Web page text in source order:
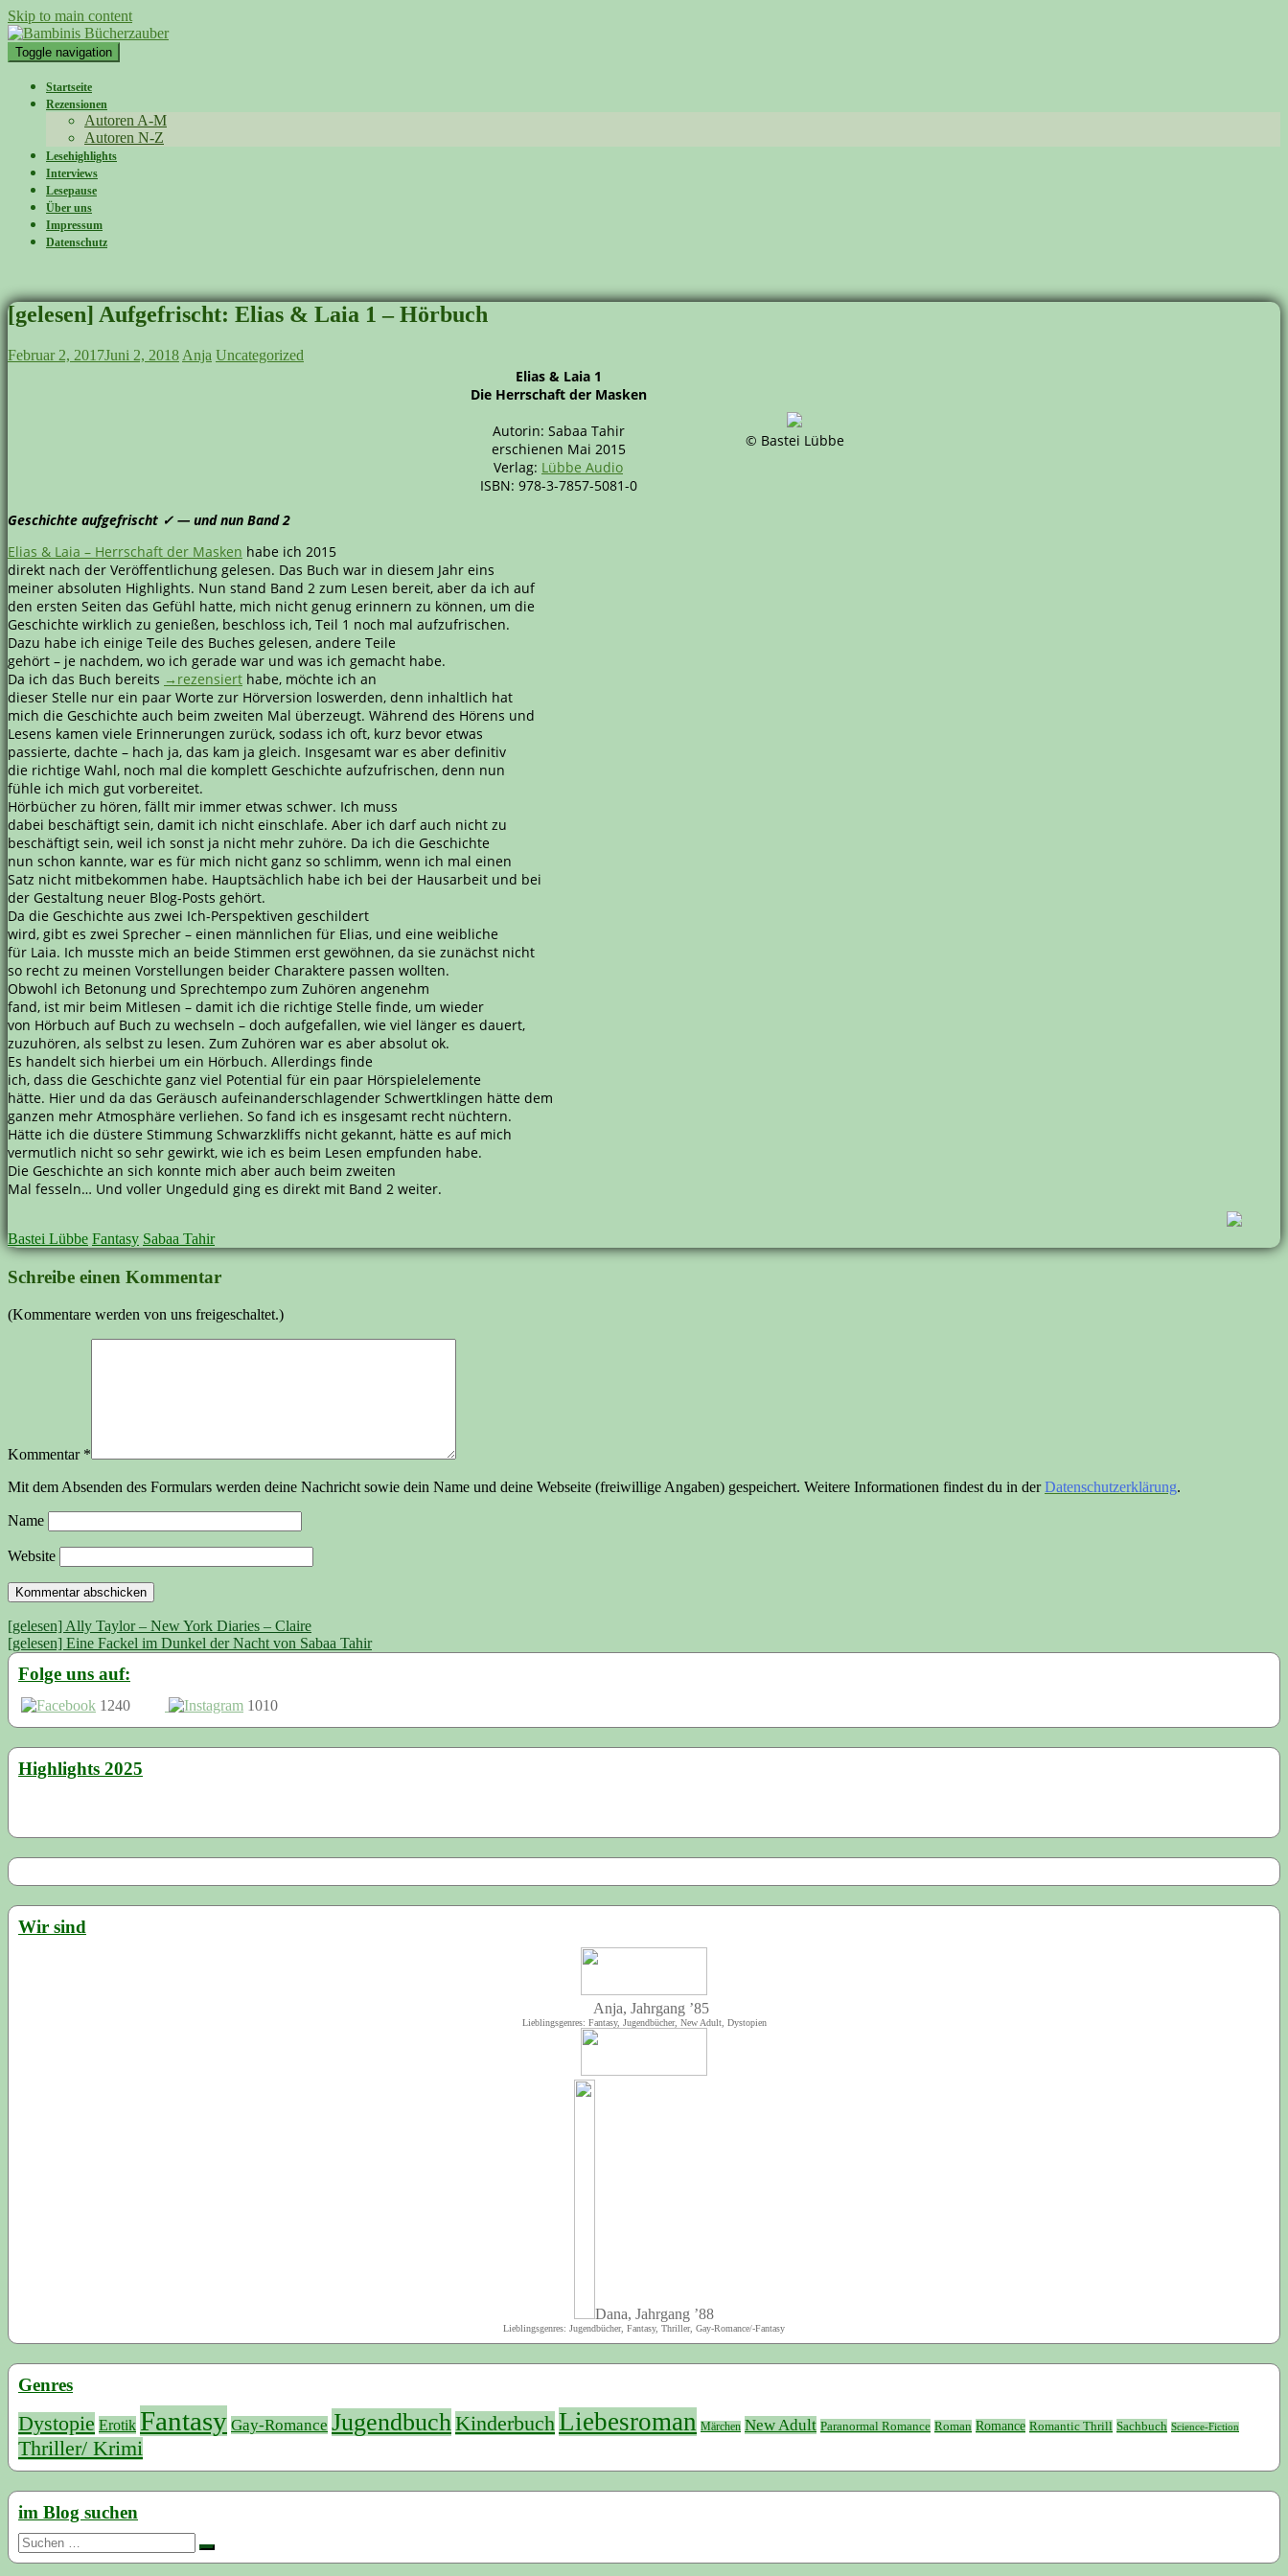
Skip to main content
Toggle navigation
Startseite
Rezensionen
Autoren A-M
Autoren N-Z
Lesehighlights
Interviews
Lesepause
Über uns
Impressum
Datenschutz
[gelesen] Aufgefrischt: Elias & Laia 1 – Hörbuch
Februar 2, 2017Juni 2, 2018 Anja Uncategorized
Elias & Laia 1
Die Herrschaft der Masken
Autorin: Sabaa Tahir
erschienen Mai 2015
Verlag: Lübbe Audio
ISBN: 978-3-7857-5081-0
© Bastei Lübbe
Geschichte aufgefrischt ✓ ― und nun Band 2
Elias & Laia – Herrschaft der Masken habe ich 2015
direkt nach der Veröffentlichung gelesen. Das Buch war in diesem Jahr eins
meiner absoluten Highlights. Nun stand Band 2 zum Lesen bereit, aber da ich auf
den ersten Seiten das Gefühl hatte, mich nicht genug erinnern zu können, um die
Geschichte wirklich zu genießen, beschloss ich, Teil 1 noch mal aufzufrischen.
Dazu habe ich einige Teile des Buches gelesen, andere Teile
gehört – je nachdem, wo ich gerade war und was ich gemacht habe.
Da ich das Buch bereits →rezensiert habe, möchte ich an
dieser Stelle nur ein paar Worte zur Hörversion loswerden, denn inhaltlich hat
mich die Geschichte auch beim zweiten Mal überzeugt. Während des Hörens und
Lesens kamen viele Erinnerungen zurück, sodass ich oft, kurz bevor etwas
passierte, dachte – hach ja, das kam ja gleich. Insgesamt war es aber definitiv
die richtige Wahl, noch mal die komplett Geschichte aufzufrischen, denn nun
fühle ich mich gut vorbereitet.
Hörbücher zu hören, fällt mir immer etwas schwer. Ich muss
dabei beschäftigt sein, damit ich nicht einschlafe. Aber ich darf auch nicht zu
beschäftigt sein, weil ich sonst ja nicht mehr zuhöre. Da ich die Geschichte
nun schon kannte, war es für mich nicht ganz so schlimm, wenn ich mal einen
Satz nicht mitbekommen habe. Hauptsächlich habe ich bei der Hausarbeit und bei
der Gestaltung neuer Blog-Posts gehört.
Da die Geschichte aus zwei Ich-Perspektiven geschildert
wird, gibt es zwei Sprecher – einen männlichen für Elias, und eine weibliche
für Laia. Ich musste mich an beide Stimmen erst gewöhnen, da sie zunächst nicht
so recht zu meinen Vorstellungen beider Charaktere passen wollten.
Obwohl ich Betonung und Sprechtempo zum Zuhören angenehm
fand, ist mir beim Mitlesen – damit ich die richtige Stelle finde, um wieder
von Hörbuch auf Buch zu wechseln – doch aufgefallen, wie viel länger es dauert,
zuzuhören, als selbst zu lesen. Zum Zuhören war es aber absolut ok.
Es handelt sich hierbei um ein Hörbuch. Allerdings finde
ich, dass die Geschichte ganz viel Potential für ein paar Hörspielelemente
hätte. Hier und da das Geräusch aufeinanderschlagender Schwertklingen hätte dem
ganzen mehr Atmosphäre verliehen. So fand ich es insgesamt recht nüchtern.
Hätte ich die düstere Stimmung Schwarzkliffs nicht gekannt, hätte es auf mich
vermutlich nicht so sehr gewirkt, wie ich es beim Lesen empfunden habe.
Die Geschichte an sich konnte mich aber auch beim zweiten
Mal fesseln… Und voller Ungeduld ging es direkt mit Band 2 weiter.
Bastei Lübbe Fantasy Sabaa Tahir
Schreibe einen Kommentar
(Kommentare werden von uns freigeschaltet.)
Kommentar *
Mit dem Absenden des Formulars werden deine Nachricht sowie dein Name und deine Webseite (freiwillige Angaben) gespeichert. Weitere Informationen findest du in derDatenschutzerklärung.
Name
Website
Beitragsnavigation
[gelesen] Ally Taylor – New York Diaries – Claire
[gelesen] Eine Fackel im Dunkel der Nacht von Sabaa Tahir
Folge uns auf:
1240 1010
Highlights 2025
Wir sind
Anja, Jahrgang ’85
Lieblingsgenres: Fantasy, Jugendbücher, New Adult, Dystopien
Dana, Jahrgang ’88
Lieblingsgenres: Jugendbücher, Fantasy, Thriller, Gay-Romance/-Fantasy
Genres
Dystopie Erotik Fantasy Gay-Romance Jugendbuch Kinderbuch Liebesroman Märchen New Adult Paranormal Romance Roman Romance Romantic Thrill Sachbuch Science-Fiction
Thriller/ Krimi
im Blog suchen
Suchen
nach: